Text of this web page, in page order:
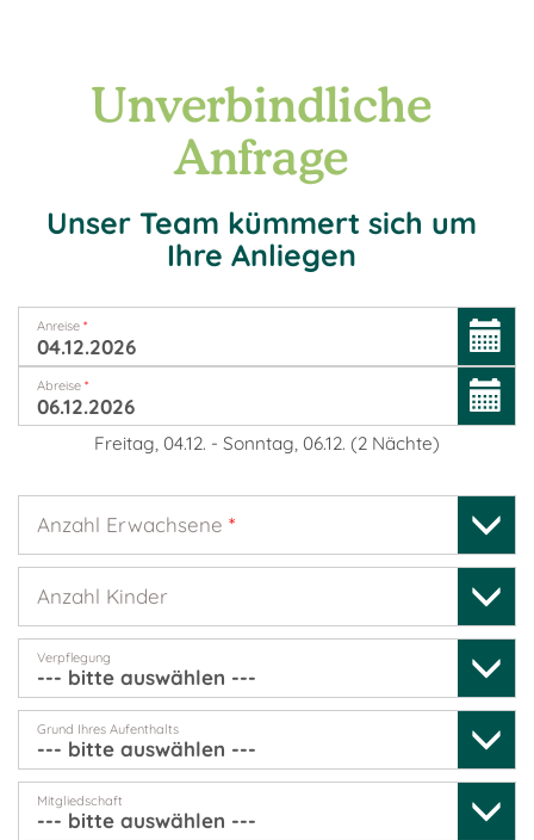
Unverbindliche
Anfrage
Unser Team kümmert sich um
Ihre Anliegen
Anreise *
Abreise *
Freitag, 04.12. - Sonntag, 06.12. (2 Nächte)
Anzahl Erwachsene *
Anzahl Kinder
Verpflegung
Grund Ihres Aufenthalts
Mitgliedschaft